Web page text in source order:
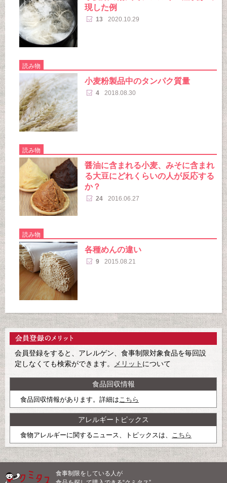
現した例
13 2020.10.29
読み物
小麦粉製品中のタンパク質量
4 2018.08.30
読み物
醤油に含まれる小麦、みそに含まれ
る大豆にどれくらいの人が反応する
か？
24 2016.06.27
読み物
各種めんの違い
9 2015.08.21
会員登録をすると、アレルゲン、食事制限対象食品を毎回設
定しなくても検索ができます。
メリット について
食品回収情報
食品回収情報があります。詳細はこちら
アレルギートピックス
食物アレルギーに関するニュース、トピックスは、 こちら
食事制限をしている人が